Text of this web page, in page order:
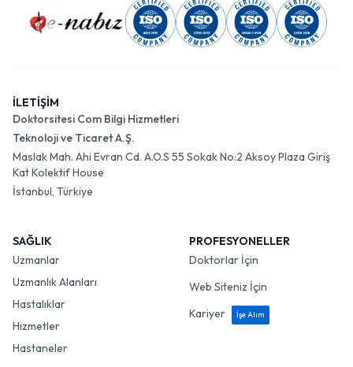
İLETİŞİM
Doktorsitesi Com Bilgi Hizmetleri
Teknoloji ve Ticaret A.Ş.
Maslak Mah. Ahi Evran Cd. A.O.S 55 Sokak No:2 Aksoy Plaza Giriş
Kat Kolektif House
İstanbul, Türkiye
SAĞLIK
Uzmanlar
Uzmanlık Alanları
Hastalıklar
Hizmetler
Hastaneler
PROFESYONELLER
Doktorlar İçin
Web Siteniz İçin
Kariyer
İşe Alım